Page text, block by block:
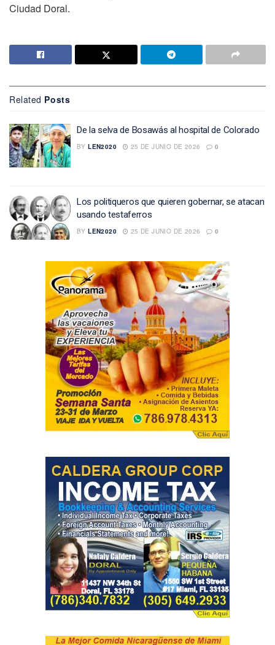
Ciudad Doral.
Related Posts
De la selva de Bosawás al hospital de Colorado
BY LEN2020 25 DE JUNIO DE 2026 0
Los politiqueros que quieren gobernar, se atacan
usando testaferros
BY LEN2020 25 DE JUNIO DE 2026 0